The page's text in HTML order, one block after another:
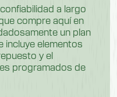
a largo
compre aquí en
un plan
incluye elementos
y el
programados de